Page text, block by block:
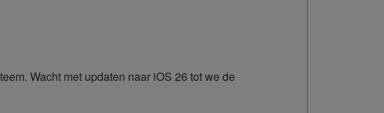
Wacht met updaten naar iOS 26 tot we de